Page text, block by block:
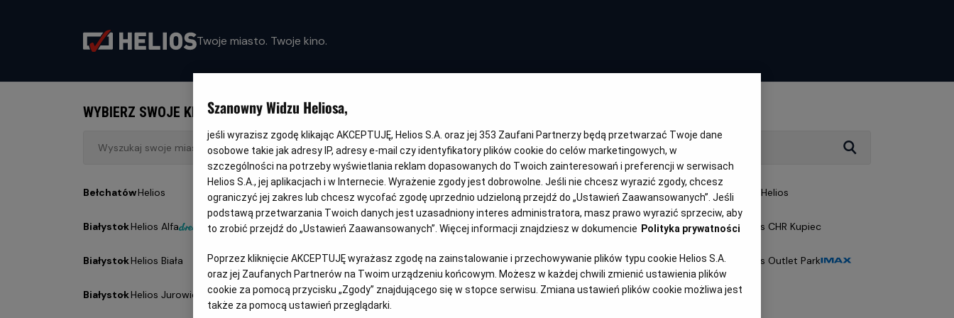
WYBIERZ SWOJE KINO
Bełchatów- Helios
Białystok- Helios Alfa
Białystok- Helios Biała
Białystok- Helios Jurowiecka
Kalisz- Helios
Katowice- Helios
Kędzierzyn-Koźle- Helios
Kielce- Helios
Opole- Helios Karolinka
Opole- Helios Solaris
Ostrów Wielkopolski- Helios
Pabianice- Helios
Starachowice - Helios
Szczecin- Helios CHR Kupiec
Szczecin - Helios Outlet Park
Tczew- Helios
Twoje miasto. Twoje kino.
Szanowny Widzu Heliosa,
jeśli wyrazisz zgodę klikając AKCEPTUJĘ, Helios S.A. oraz jej 353 Zaufani Partnerzy będą przetwarzać Twoje dane
osobowe takie jak adresy IP, adresy e-mail czy identyfikatory plików cookie do celów marketingowych, w
szczególności na potrzeby wyświetlania reklam dopasowanych do Twoich zainteresowań i preferencji w serwisach
Helios S.A., jej aplikacjach i w Internecie. Wyrażenie zgody jest dobrowolne. Jeśli nie chcesz wyrazić zgody, chcesz
ograniczyć jej zakres lub chcesz wycofać zgodę uprzednio udzieloną przejdź do „Ustawień Zaawansowanych”. Jeśli
podstawą przetwarzania Twoich danych jest uzasadniony interes administratora, masz prawo wyrazić sprzeciw, aby
to zrobić przejdź do „Ustawień Zaawansowanych”. Więcej informacji znajdziesz w dokumencie Polityka prywatności
Poprzez kliknięcie AKCEPTUJĘ wyrażasz zgodę na zainstalowanie i przechowywanie plików typu cookie Helios S.A.
oraz jej Zaufanych Partnerów na Twoim urządzeniu końcowym. Możesz w każdej chwili zmienić ustawienia plików
cookie za pomocą przycisku „Zgody” znajdującego się w stopce serwisu. Zmiana ustawień plików cookie możliwa jest
także za pomocą ustawień przeglądarki.